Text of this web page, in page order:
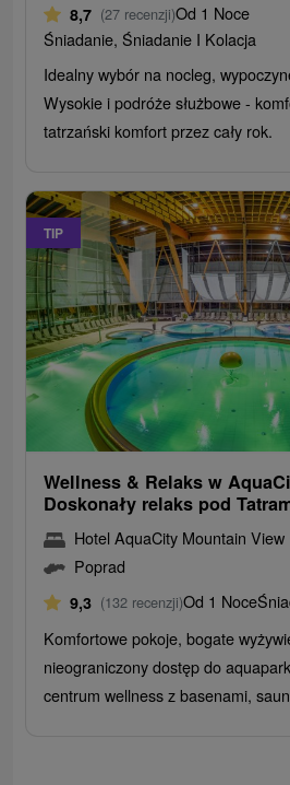
8,7 (27 recenzji)Od 1 Noce
Śniadanie, Śniadanie I Kolacja
Idealny wybór na nocleg,
Wysokie i podróże służbowe -
tatrzański komfort przez cały rok.
TIP
Wellness & Relaks w
Doskonały relaks pod
Hotel AquaCity Mountain View
Poprad
9,3 (132 recenzji)Od 1 Noce
Komfortowe pokoje, bogate
nieograniczony dostęp do
centrum wellness z basenami,